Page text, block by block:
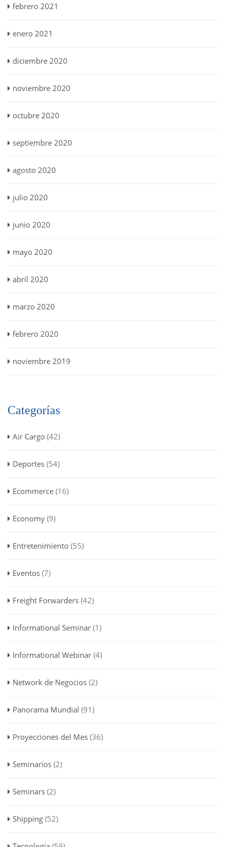
febrero 2021
enero 2021
diciembre 2020
noviembre 2020
octubre 2020
septiembre 2020
agosto 2020
julio 2020
junio 2020
mayo 2020
abril 2020
marzo 2020
febrero 2020
noviembre 2019
Categorías
Air Cargo (42)
Deportes (54)
Ecommerce (16)
Economy (9)
Entretenimiento (55)
Eventos (7)
Freight Forwarders (42)
Informational Seminar (1)
Informational Webinar (4)
Network de Negocios (2)
Panorama Mundial (91)
Proyecciones del Mes (36)
Seminarios (2)
Seminars (2)
Shipping (52)